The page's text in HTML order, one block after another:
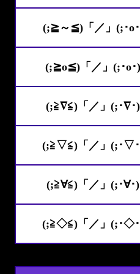
(;≧～≦)「／」(;･o･
(;≧o≦)「／」(;･o･
(;≧∇≦)「／」(;･∇･
(;≧▽≦)「／」(;･▽･
(;≧∀≦)「／」(;･∀･
(;≧◇≦)「／」(;･◇･